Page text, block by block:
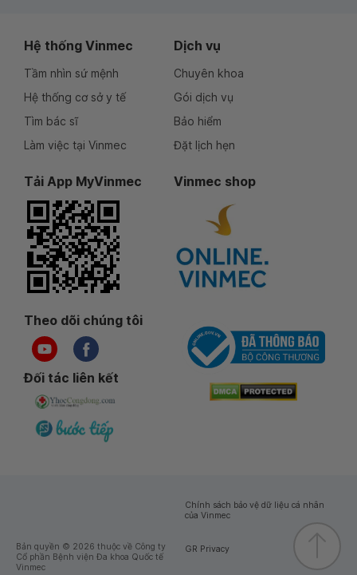
Hệ thống Vinmec
Tầm nhìn sứ mệnh
Hệ thống cơ sở y tế
Tìm bác sĩ
Làm việc tại Vinmec
Dịch vụ
Chuyên khoa
Gói dịch vụ
Bảo hiểm
Đặt lịch hẹn
Tải App MyVinmec Vinmec shop
Theo dõi chúng tôi
Đối tác liên kết
Bản quyền © 2026 thuộc về Công ty
Cổ phần Bệnh viện Đa khoa Quốc tế
Vinmec
Chính sách bảo vệ dữ liệu cá nhân
của Vinmec
GR Privacy